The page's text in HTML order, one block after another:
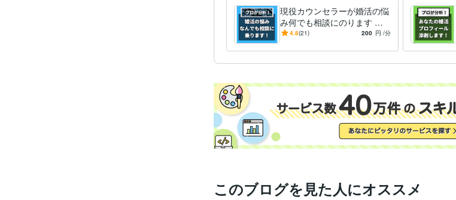
現役カウンセラーが婚活の悩
み何でも相談にのります パ
ーティー･お見合い･LINE･デ
4.8(21) 200 円 /分
このブログを見た人にオススメ